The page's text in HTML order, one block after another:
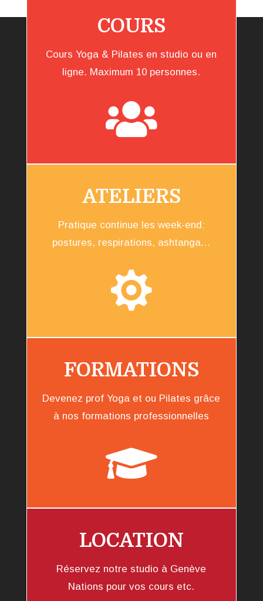
COURS
Cours Yoga & Pilates en studio ou en
ligne. Maximum 10 personnes.

ATELIERS
Pratique continue les week-end:
postures, respirations, ashtanga…

FORMATIONS
Devenez prof Yoga et ou Pilates grâce
à nos formations professionnelles

LOCATION
Réservez notre studio à Genève
Nations pour vos cours etc.